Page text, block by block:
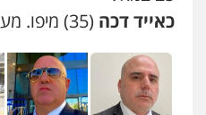
כאייד דכה (35) מיפו. מעצרו הוארך עד 25 במאי. 0549732303
דוד אפרים
פלילי צווארון